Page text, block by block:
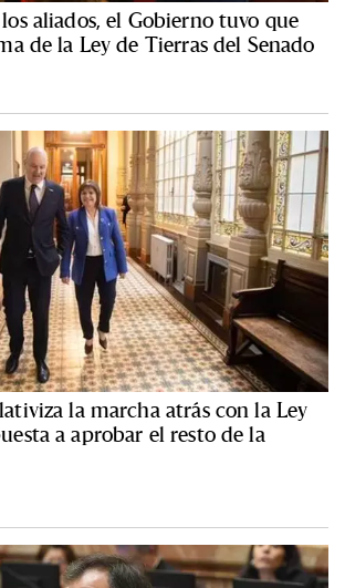
aliados, el Gobierno tuvo que
de la Ley de Tierras del Senado
la marcha atrás con la Ley
a aprobar el resto de la